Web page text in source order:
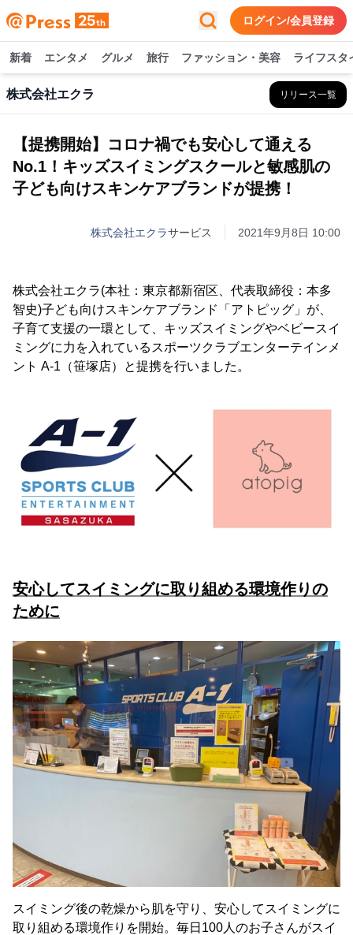
ログイン/会員登録
新着 エンタメ グルメ 旅行 ファッション・美容 ライフスタ
株式会社エクラ リリース一覧
【提携開始】コロナ禍でも安心して通える
No.1！キッズスイミングスクールと敏感肌の
子ども向けスキンケアブランドが提携！
株式会社エクラサービス 2021年9月8日 10:00
株式会社エクラ(本社：東京都新宿区、代表取締役：本多
智史)子ども向けスキンケアブランド「アトピッグ」が、
子育て支援の一環として、キッズスイミングやベビースイ
ミングに力を入れているスポーツクラブエンターテインメ
ント A-1（笹塚店）と提携を行いました。
安心してスイミングに取り組める環境作りの
ために
スイミング後の乾燥から肌を守り、安心してスイミングに
取り組める環境作りを開始。毎日100人のお子さんがスイ